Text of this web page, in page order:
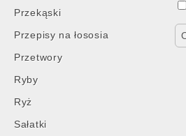
Przekąski
Przepisy na łososia
Przetwory
Ryby
Ryż
Sałatki